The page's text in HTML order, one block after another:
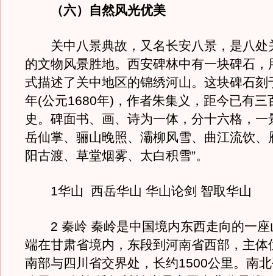
（六）自然风光优美
关中八景典故，又名长安八景，是八处
的文物风景胜地。西安碑林中有一块碑石，
式描述了关中地区的锦绣河山。这块碑石刻
年(公元1680年)，作者朱集义，距今已有三
史。碑面书、画、诗为一体，分十六格，一
岳仙掌、骊山晚照、灞柳风雪、曲江流饮、
阳古渡、草堂烟雾、太白积雪”。
1华山 西岳华山 华山论剑 智取华山
2 秦岭 秦岭是中国境内东西走向的一座
端在甘肃省境内，东段到河南省西部，主体
南部与四川省交界处，长约1500公里。南